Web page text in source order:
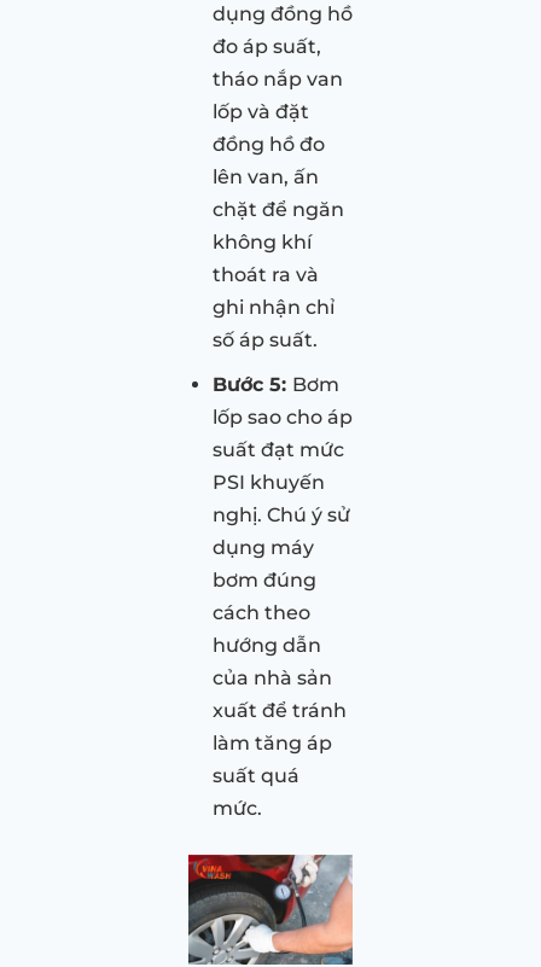
dụng đồng hồ
đo áp suất,
tháo nắp van
lốp và đặt
đồng hồ đo
lên van, ấn
chặt để ngăn
không khí
thoát ra và
ghi nhận chỉ
số áp suất.
Bước 5: Bơm
lốp sao cho áp
suất đạt mức
PSI khuyến
nghị. Chú ý sử
dụng máy
bơm đúng
cách theo
hướng dẫn
của nhà sản
xuất để tránh
làm tăng áp
suất quá
mức.